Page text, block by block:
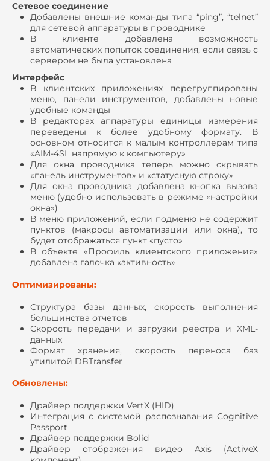
Сетевое соединение
Добавлены внешние команды типа “ping”, “telnet”
для сетевой аппаратуры в проводнике
В клиенте добавлена возможность
автоматических попыток соединения, если связь с
сервером не была установлена
Интерфейс
В клиентских приложениях перегруппированы
меню, панели инструментов, добавлены новые
удобные команды
В редакторах аппаратуры единицы измерения
переведены к более удобному формату. В
основном относится к малым контроллерам типа
«AIM-4SL напрямую к компьютеру»
Для окна проводника теперь можно скрывать
«панель инструментов» и «статусную строку»
Для окна проводника добавлена кнопка вызова
меню (удобно использовать в режиме «настройки
окна»)
В меню приложений, если подменю не содержит
пунктов (макросы автоматизации или окна), то
будет отображаться пункт «пусто»
В объекте «Профиль клиентского приложения»
добавлена галочка «активность»
Оптимизированы:
Структура базы данных, скорость выполнения
большинства отчетов
Скорость передачи и загрузки реестра и XML-
данных
Формат хранения, скорость переноса баз
утилитой DBTransfer
Обновлены:
Драйвер поддержки VertX (HID)
Интеграция с системой распознавания Cognitive
Passport
Драйвер поддержки Bolid
Драйвер отображения видео Axis (ActiveX